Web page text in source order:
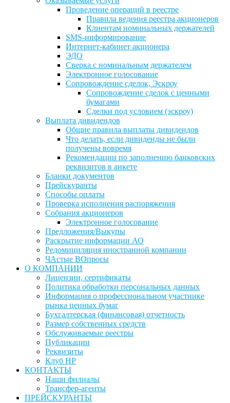
Проведение операций в реестре
Правила ведения реестра акционеров
Клиентам номинальных держателей
SMS-информирование
Интернет-кабинет акционера
ЭДО
Сверка с номинальным держателем
Электронное голосование
Сопровождение сделок, Эскроу
Сопровождение сделок с ценными
бумагами
Сделки под условием (эскроу)
Выплата дивидендов
Общие правила выплаты дивидендов
Что делать, если дивиденды не были
получены вовремя
Рекомендации по заполнению банковских
реквизитов в анкете
Бланки документов
Прейскуранты
Способы оплаты
Проверка исполнения распоряжения
Собрания акционеров
Электронное голосование
Предложения/Выкупы
Раскрытие информации АО
Редомициляция иностранной компании
ЧАстые ВОпросы
О КОМПАНИИ
Лицензии, сертификаты
Политика обработки персональных данных
Информация о профессиональном участнике
рынка ценных бумаг
Бухгалтерская (финансовая) отчетность
Размер собственных средств
Обслуживаемые реестры
Публикации
Реквизиты
Клуб НР
КОНТАКТЫ
Наши филиалы
Трансфер-агенты
ПРЕЙСКУРАНТЫ